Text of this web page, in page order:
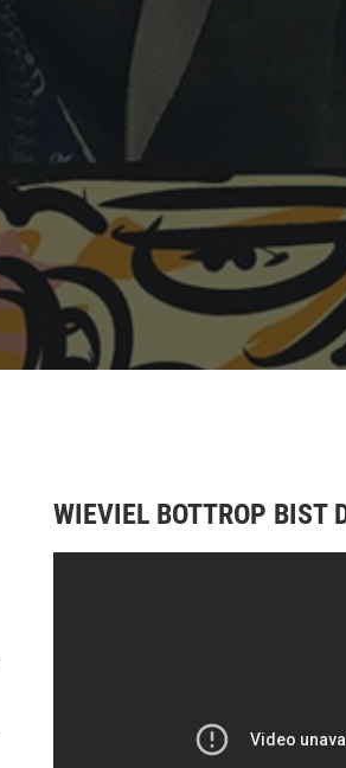
WIEVIEL BOTTROP BIST